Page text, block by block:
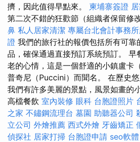
擠，因此值得早點來。 柬埔寨簽證
第二次不錯的狂歡節（組織者保留修
鼻 私人居家清潔 專屬台北會計事務
證 我們的旅行社的報價包括所有可靠
品，確保通過直接預訂系統預訂。 早
老的心情，這是一個舒適的小鎮盧卡
普奇尼（Puccini）而聞名。 在歷史悠
我們有許多美麗的景點，風景如畫的
高檔餐飲 室內裝修 眼科 台胞證照片
之家 不鏽鋼流理台 墓園 助聽器公司
立公司 外燴推薦 西式外燴 牙齒矯正
偵探社 居家打掃 台胞證申請 seo軟體